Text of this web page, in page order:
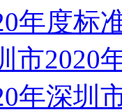
年度标
市2020
年深圳